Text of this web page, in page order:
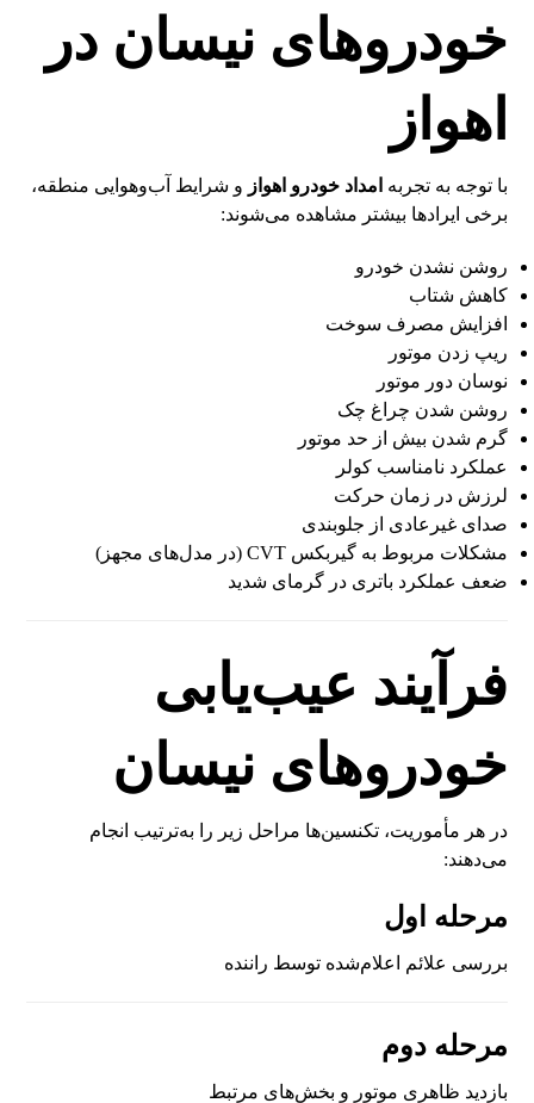
خودروهای نیسان در
اهواز
با توجه به تجربه امداد خودرو اهواز و شرایط آب‌وهوایی منطقه،
برخی ایرادها بیشتر مشاهده می‌شوند:
روشن نشدن خودرو
کاهش شتاب
افزایش مصرف سوخت
ریپ زدن موتور
نوسان دور موتور
روشن شدن چراغ چک
گرم شدن بیش از حد موتور
عملکرد نامناسب کولر
لرزش در زمان حرکت
صدای غیرعادی از جلوبندی
مشکلات مربوط به گیربکس CVT (در مدل‌های مجهز)
ضعف عملکرد باتری در گرمای شدید
فرآیند عیب‌یابی
خودروهای نیسان
در هر مأموریت، تکنسین‌ها مراحل زیر را به‌ترتیب انجام
می‌دهند:
مرحله اول
بررسی علائم اعلام‌شده توسط راننده
مرحله دوم
بازدید ظاهری موتور و بخش‌های مرتبط